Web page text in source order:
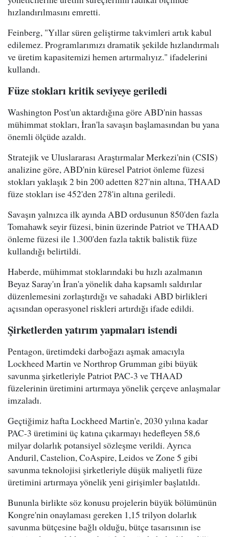
hızlandırılmasını emretti.
Feinberg, "Yıllar süren geliştirme takvimleri artık kabul
edilemez. Programlarımızı dramatik şekilde hızlandırmalı
ve üretim kapasitemizi hemen artırmalıyız." ifadelerini
kullandı.
Füze stokları kritik seviyeye geriledi
Washington Post'un aktardığına göre ABD'nin hassas
mühimmat stokları, İran'la savaşın başlamasından bu yana
önemli ölçüde azaldı.
Stratejik ve Uluslararası Araştırmalar Merkezi'nin (CSIS)
analizine göre, ABD'nin küresel Patriot önleme füzesi
stokları yaklaşık 2 bin 200 adetten 827'nin altına, THAAD
füze stokları ise 452'den 278'in altına geriledi.
Savaşın yalnızca ilk ayında ABD ordusunun 850'den fazla
Tomahawk seyir füzesi, binin üzerinde Patriot ve THAAD
önleme füzesi ile 1.300'den fazla taktik balistik füze
kullandığı belirtildi.
Haberde, mühimmat stoklarındaki bu hızlı azalmanın
Beyaz Saray'ın İran'a yönelik daha kapsamlı saldırılar
düzenlemesini zorlaştırdığı ve sahadaki ABD birlikleri
açısından operasyonel riskleri artırdığı ifade edildi.
Şirketlerden yatırım yapmaları istendi
Pentagon, üretimdeki darboğazı aşmak amacıyla
Lockheed Martin ve Northrop Grumman gibi büyük
savunma şirketleriyle Patriot PAC-3 ve THAAD
füzelerinin üretimini artırmaya yönelik çerçeve anlaşmalar
imzaladı.
Geçtiğimiz hafta Lockheed Martin'e, 2030 yılına kadar
PAC-3 üretimini üç katına çıkarmayı hedefleyen 58,6
milyar dolarlık potansiyel sözleşme verildi. Ayrıca
Anduril, Castelion, CoAspire, Leidos ve Zone 5 gibi
savunma teknolojisi şirketleriyle düşük maliyetli füze
üretimini artırmaya yönelik yeni girişimler başlatıldı.
Bununla birlikte söz konusu projelerin büyük bölümünün
Kongre'nin onaylaması gereken 1,15 trilyon dolarlık
savunma bütçesine bağlı olduğu, bütçe tasarısının ise